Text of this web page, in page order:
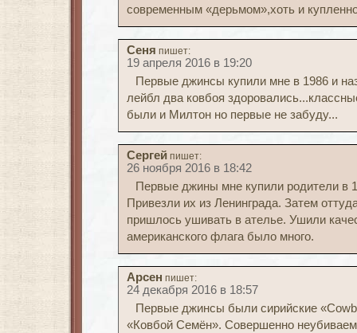
современным «дерьмом»,хоть и
Сеня пишет:
19 апреля 2016 в 19:20
Первые джинсы купили мне в 1986 и
лейбл два ковбоя
были и Милтон но первые не забуду...
Сергей пишет:
26 ноября 2016 в 18:42
Первые джины мне купили родители в
Привезли их из Ленинграда. Затем
пришлось ушивать в ателье. Ушили
американского флага было много.
Арсен пишет:
24 декабря 2016 в 18:57
Первые джинсы были сирийские
«Ковбой Семён». Совершенно